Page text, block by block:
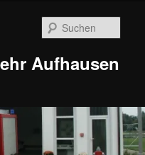
Aufhausen